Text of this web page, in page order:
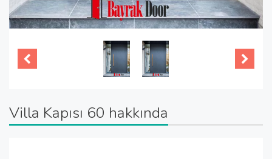
Villa Kapısı 60 hakkında